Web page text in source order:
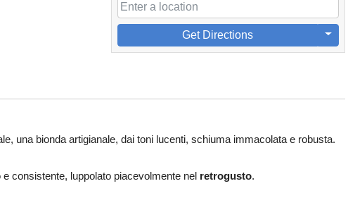
Get Directions
una bionda artigianale, dai toni lucenti, schiuma immacolata e robusta.
e consistente, luppolato piacevolmente nel retrogusto.